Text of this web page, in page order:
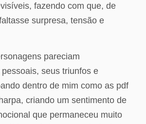
fazendo com que, de
surpresa, tensão e
pareciam
seus triunfos e
dentro de mim como as pdf
criando um sentimento de
que permaneceu muito